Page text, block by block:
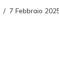
7 Febbraio